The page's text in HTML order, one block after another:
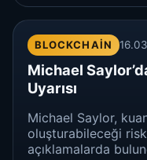
BLOCKCHAIN
Michael
Uyarısı
Michael Saylor,
oluşturabileceği
açıklamalarda